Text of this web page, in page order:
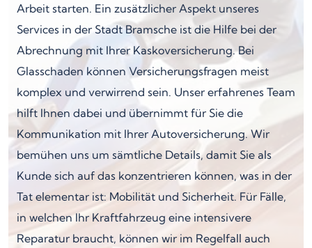
Arbeit starten. Ein zusätzlicher Aspekt unseres
Services in der Stadt Bramsche ist die Hilfe bei der
Abrechnung mit Ihrer Kaskoversicherung. Bei
Glasschaden können Versicherungsfragen meist
komplex und verwirrend sein. Unser erfahrenes Team
hilft Ihnen dabei und übernimmt für Sie die
Kommunikation mit Ihrer Autoversicherung. Wir
bemühen uns um sämtliche Details, damit Sie als
Kunde sich auf das konzentrieren können, was in der
Tat elementar ist: Mobilität und Sicherheit. Für Fälle,
in welchen Ihr Kraftfahrzeug eine intensivere
Reparatur braucht, können wir im Regelfall auch